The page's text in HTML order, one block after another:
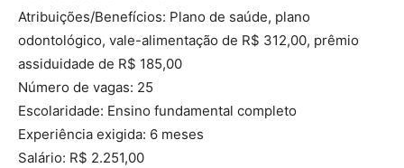
Atribuições/Benefícios: Plano de saúde, plano
odontológico, vale-alimentação de R$ 312,00, prêmio
assiduidade de R$ 185,00
Número de vagas: 25
Escolaridade: Ensino fundamental completo
Experiência exigida: 6 meses
Salário: R$ 2.251,00